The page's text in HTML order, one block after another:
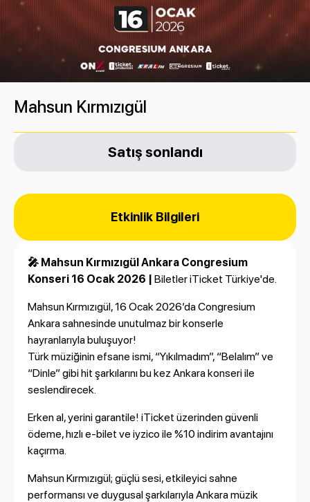
Mahsun Kırmızıgül
Satış sonlandı
Etkinlik Bilgileri
🎤 Mahsun Kırmızıgül Ankara Congresium
Konseri 16 Ocak 2026 | Biletler iTicket Türkiye'de.
Mahsun Kırmızıgül, 16 Ocak 2026’da Congresium
Ankara sahnesinde unutulmaz bir konserle
hayranlarıyla buluşuyor!
Türk müziğinin efsane ismi, “Yıkılmadım”, “Belalım” ve
“Dinle” gibi hit şarkılarını bu kez Ankara konseri ile
seslendirecek.
Erken al, yerini garantile! iTicket üzerinden güvenli
ödeme, hızlı e-bilet ve iyzico ile %10 indirim avantajını
kaçırma.
Mahsun Kırmızıgül; güçlü sesi, etkileyici sahne
performansı ve duygusal şarkılarıyla Ankara müzik